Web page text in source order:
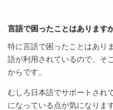
言語で困ったことはあります
特に言語で困ったことはあり
語が利用されているので、そ
からです。
むしろ日本語でサポートされ
になっている点が気になります